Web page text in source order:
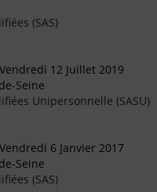
(SAS)
12 Juillet 2019
Seine
Unipersonnelle (SASU)
6 Janvier 2017
Seine
(SAS)